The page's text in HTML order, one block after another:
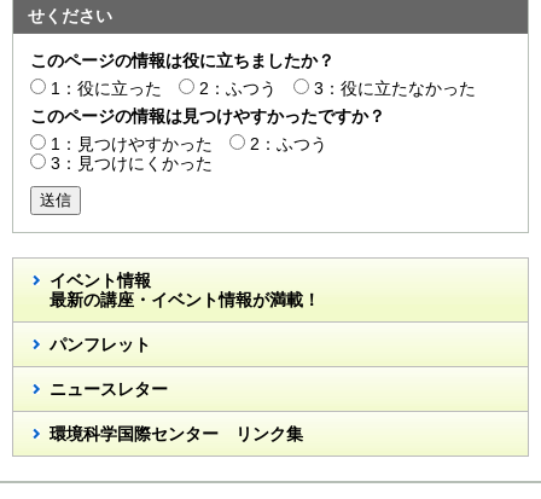
せください
このページの情報は役に立ちましたか？
1：役に立った
2：ふつう
3：役に立たなかった
このページの情報は見つけやすかったですか？
1：見つけやすかった
2：ふつう
3：見つけにくかった
送信
イベント情報
最新の講座・イベント情報が満載！
パンフレット
ニュースレター
環境科学国際センター リンク集